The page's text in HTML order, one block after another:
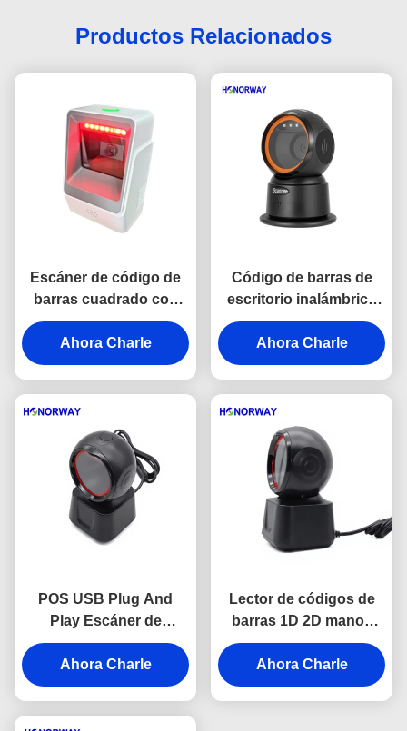
Productos Relacionados
Escáner de código de
barras cuadrado con
sensor automático para
mesa 1D 2D QR para
tiendas de
Ahora Charle
Código de barras de
escritorio inalámbrico
Bluetooth Escáner de
manos libres 1D 2D QR
para el pago al por
Ahora Charle
POS USB Plug And
Play Escáner de
códigos de barras de
escritorio con tolerancia
al movimiento Pago QR
Ahora Charle
Lector de códigos de
barras 1D 2D manos
libres de escritorio para
tiendas de comestibles /
sistemas de punto de
Ahora Charle